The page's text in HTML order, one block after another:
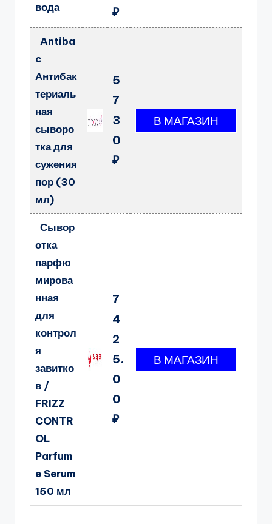
вода
₽
Antiba
c
Антибак
териаль
ная
сыворо
тка для
сужения
пор (30
мл)
5
7
3
0
₽
Сывор
отка
парфю
мирова
нная
для
контрол
я
завитко
в /
FRIZZ
CONTR
OL
Parfum
e Serum
150 мл
7
4
2
5.
0
0
₽